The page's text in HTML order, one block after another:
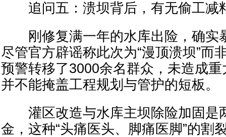
追问五：溃坝背后，有无偷工减
刚修复满一年的水库出险，确实
尽管官方辟谣称此次为“漫顶溃坝”而
预警转移了3000余名群众，未造成
并不能掩盖工程规划与管护的短板。
灌区改造与水库主坝除险加固是
金，这种“头痛医头、脚痛医脚”的割